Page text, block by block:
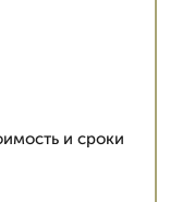
и сроки